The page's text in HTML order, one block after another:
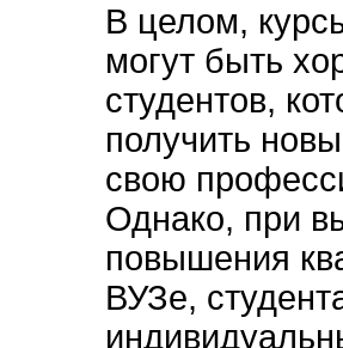
В целом,
могут быть
студентов,
получить
свою
Однако, при
повышения
ВУЗе,